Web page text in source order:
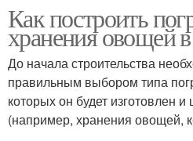
Как построить
хранения овощей
До начала строительства
правильным выбором типа
которых он будет изготовлен
(например, хранения овощей,